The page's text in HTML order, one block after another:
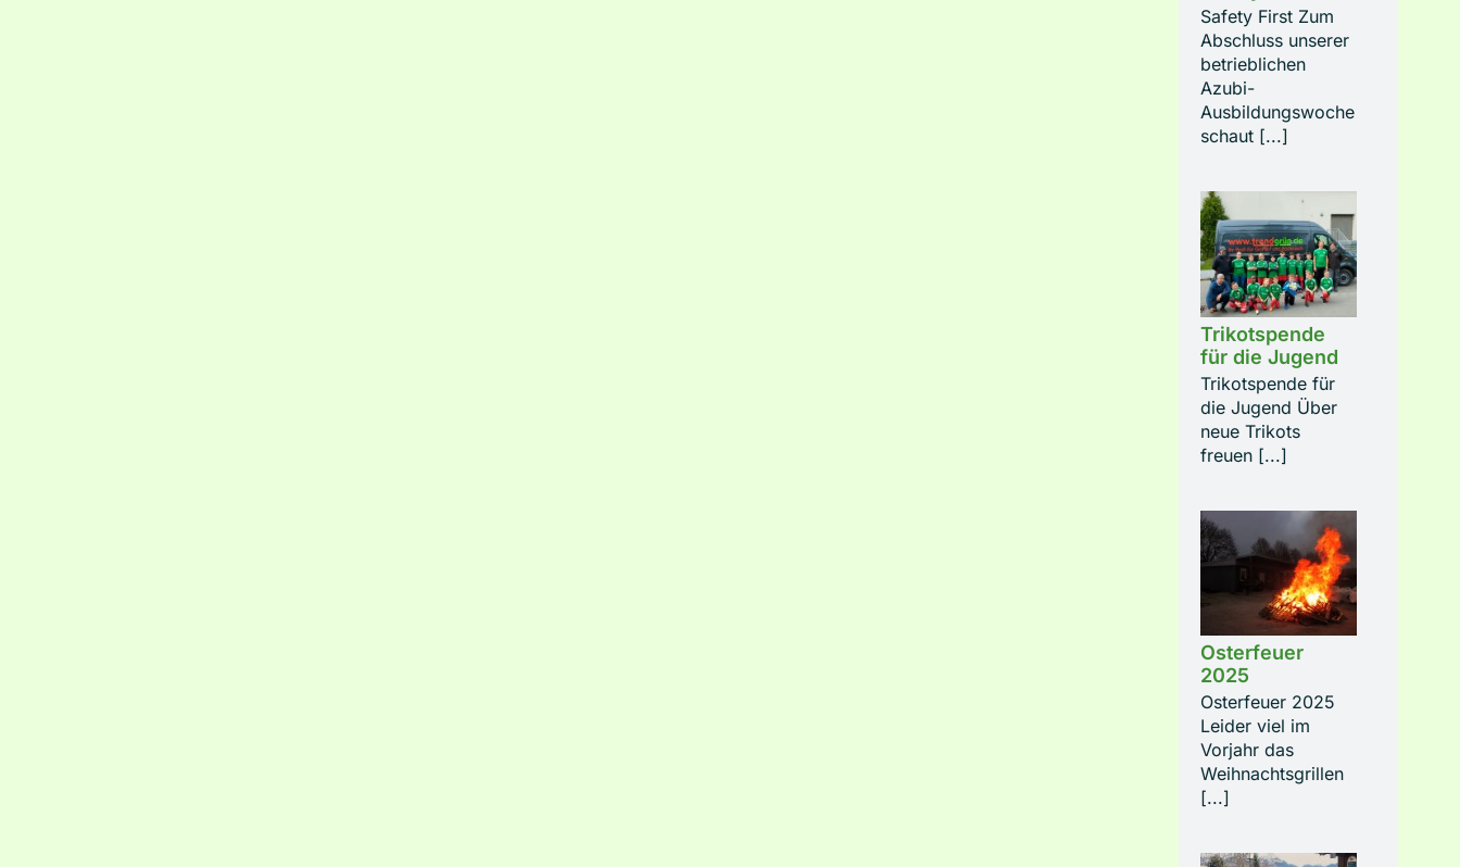
Safety First Zum
Abschluss unserer
betrieblichen
Azubi-
Ausbildungswoche
schaut [...]
Trikotspende
für die Jugend
Trikotspende für
die Jugend Über
neue Trikots
freuen [...]
Osterfeuer
2025
Osterfeuer 2025
Leider viel im
Vorjahr das
Weihnachtsgrillen
[...]